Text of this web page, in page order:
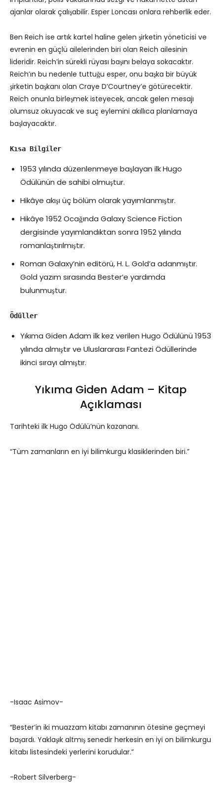
ajanlar olarak çalışabilir. Esper Loncası onlara rehberlik eder.
Ben Reich ise artık kartel haline gelen şirketin yöneticisi ve
evrenin en güçlü ailelerinden biri olan Reich ailesinin
lideridir. Reich’in sürekli rüyası başını belaya sokacaktır.
Reich’ın bu nedenle tuttuğu esper, onu başka bir büyük
şirketin başkanı olan Craye D’Courtney’e götürecektir.
Reich onunla birleşmek isteyecek, ancak gelen mesajı
olumsuz okuyacak ve suç eylemini akıllıca planlamaya
başlayacaktır.
Kısa Bilgiler
1953 yılında düzenlenmeye başlayan ilk Hugo
Ödülünün de sahibi olmuştur.
Hikâye akışı üç bölüm olarak yayımlanmıştır.
Hikâye 1952 Ocağında Galaxy Science Fiction
dergisinde yayımlandıktan sonra 1952 yılında
romanlaştırılmıştır.
Roman Galaxy’nin editörü, H. L. Gold’a adanmıştır.
Gold yazım sırasında Bester’e yardımda
bulunmuştur.
Ödüller
Yıkıma Giden Adam ilk kez verilen Hugo Ödülünü 1953
yılında almıştır ve Uluslararası Fantezi Ödüllerinde
ikinci sırayı almıştır.
Yıkıma Giden Adam – Kitap
Açıklaması
Tarihteki ilk Hugo Ödülü’nün kazananı.
“Tüm zamanların en iyi bilimkurgu klasiklerinden biri.”
-Isaac Asimov-
“Bester’in iki muazzam kitabı zamanının ötesine geçmeyi
başardı. Yaklaşık altmış senedir herkesin en iyi on bilimkurgu
kitabı listesindeki yerlerini korudular.”
-Robert Silverberg-